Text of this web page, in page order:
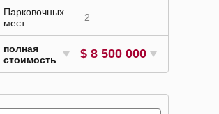
Парковочных
мест
2
полная
стоимость
$ 8 500 000